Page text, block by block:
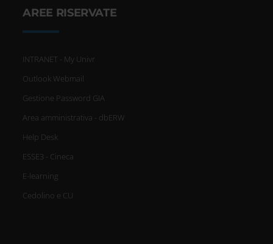
AREE RISERVATE
INTRANET - My Univr
Outlook Webmail
Gestione Password GIA
Area amministrativa - dbERW
Help Desk
ESSE3 - Cineca
E-learning
Cedolino e CU